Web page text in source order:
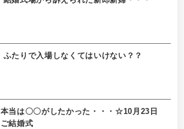
ふたりで入場しなくてはいけない？？
本当は〇〇がしたかった・・・☆10月23日
ご結婚式